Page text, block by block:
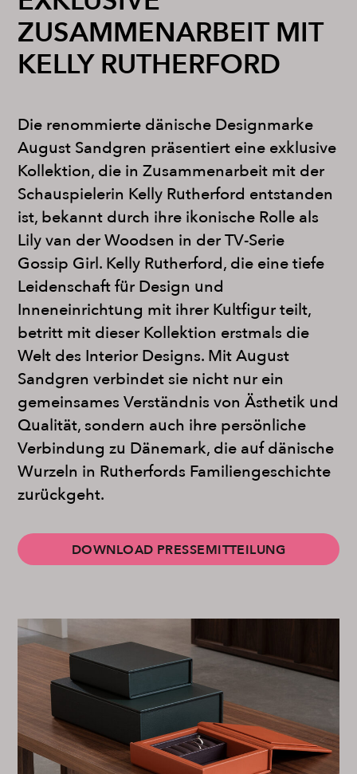
ZUSAMMENARBEIT MIT
KELLY RUTHERFORD
Die renommierte dänische Designmarke
August Sandgren präsentiert eine exklusive
Kollektion, die in Zusammenarbeit mit der
Schauspielerin Kelly Rutherford entstanden
ist, bekannt durch ihre ikonische Rolle als
Lily van der Woodsen in der TV-Serie
Gossip Girl. Kelly Rutherford, die eine tiefe
Leidenschaft für Design und
Inneneinrichtung mit ihrer Kultfigur teilt,
betritt mit dieser Kollektion erstmals die
Welt des Interior Designs. Mit August
Sandgren verbindet sie nicht nur ein
gemeinsames Verständnis von Ästhetik und
Qualität, sondern auch ihre persönliche
Verbindung zu Dänemark, die auf dänische
Wurzeln in Rutherfords Familiengeschichte
zurückgeht.
DOWNLOAD PRESSEMITTEILUNG